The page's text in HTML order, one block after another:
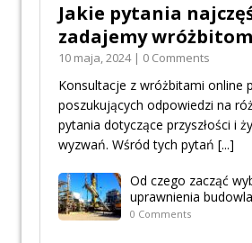
Jakie pytania
zadajemy
10 maja, 2024 | 0 Comments
Konsultacje z wróżbitami online
poszukujących odpowiedzi na
pytania dotyczące przyszłości i
wyzwań. Wśród tych pytań [...]
Od czego zacząć
uprawnienia
0 Comments